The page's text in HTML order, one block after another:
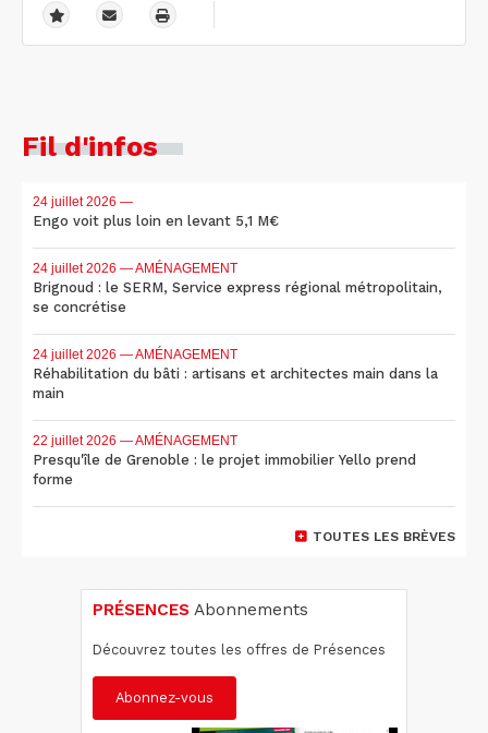
Fil d'infos
24 juillet 2026 —
Engo voit plus loin en levant 5,1 M€
24 juillet 2026 — AMÉNAGEMENT
Brignoud : le SERM, Service express régional métropolitain,
se concrétise
24 juillet 2026 — AMÉNAGEMENT
Réhabilitation du bâti : artisans et architectes main dans la
main
22 juillet 2026 — AMÉNAGEMENT
Presqu'île de Grenoble : le projet immobilier Yello prend
forme
TOUTES LES BRÈVES
PRÉSENCES Abonnements
Découvrez toutes les offres de Présences
Abonnez-vous